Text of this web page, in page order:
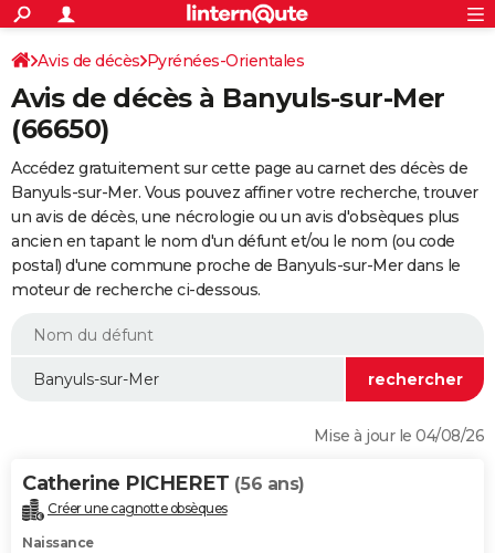
ACTUALITÉS
Politique
Société
Faits Divers
Education
Monde
Villes
+
SPORT
Coupe du monde 2026
Football
Tennis
Cyclisme
Rugby
Forum
FINANCE
Retraite
Impôts
Epargne
Immobilier
Risques naturels par ville
Banque
Assurance
Crédit
AUTO
Essais
Réserver un essai
Citadines
Berlines
SUV
Forum auto
+
HIGH-TECH
Mobiles
Meilleur smartphone
Internet
Ordinateurs
Jeux vidéo
Guide high-tech
+BRICOLAGE
Forum
Aménagement intérieur
Extérieur
Cuisine
Salle de bains
Jardinage
Rangement
WEEK-END
Guides de France
Escapades
Patrimoine
Expositions
Musées
Week-end nature
LIFESTYLE
Alimentation
Guide de la santé
Maladies
Médicaments
Sommeil
VOYAGE
Destinations
City break
Voyage nature
Voyage de noces
Forum
Climat
+PHOTO
S'inscrire
Connexion
Avis de décès Pyrénées-Orientales
Avis de décès à Banyuls-sur-Mer
(66650)
Accédez gratuitement sur cette page au carnet des décès de
Banyuls-sur-Mer. Vous pouvez affiner votre recherche, trouver
un avis de décès, une nécrologie ou un avis d'obsèques plus
ancien en tapant le nom d'un défunt et/ou le nom (ou code
postal) d'une commune proche de Banyuls-sur-Mer dans le
moteur de recherche ci-dessous.
Mise à jour le 04/08/26
Catherine PICHERET (56 ans)
Créer une cagnotte obsèques
Naissance